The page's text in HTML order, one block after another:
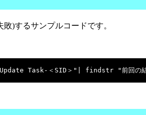
)するサンプルコードです。